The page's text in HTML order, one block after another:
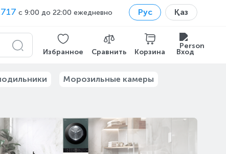
с 9:00 до 22:00 ежедневно Рус Қаз
Избранное Сравнить Корзина Вход
Морозильные камеры